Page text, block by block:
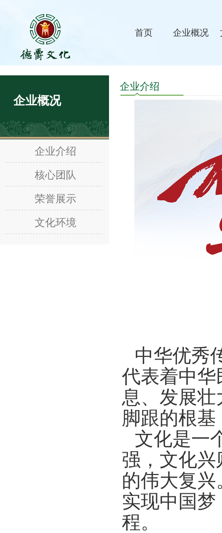
首页 企业概况
企业概况
企业介绍
核心团队
荣誉展示
文化环境
企业介绍
中华优秀
代表着中
息、发展
脚跟的根
文化是一
强，文化
的伟大复兴
实现中国
程。